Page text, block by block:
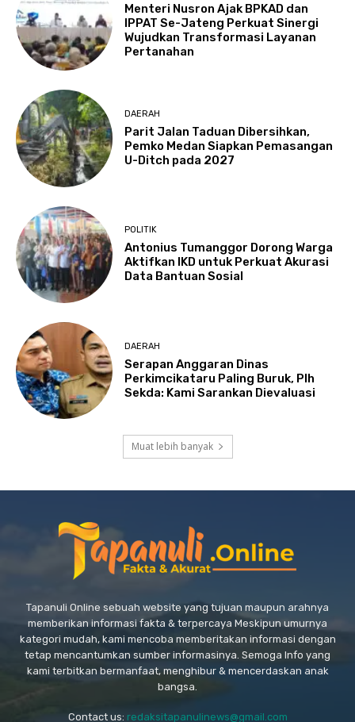
Menteri Nusron Ajak BPKAD dan
IPPAT Se-Jateng Perkuat Sinergi
Wujudkan Transformasi Layanan
Pertanahan
DAERAH
Parit Jalan Taduan Dibersihkan,
Pemko Medan Siapkan Pemasangan
U-Ditch pada 2027
POLITIK
Antonius Tumanggor Dorong Warga
Aktifkan IKD untuk Perkuat Akurasi
Data Bantuan Sosial
DAERAH
Serapan Anggaran Dinas
Perkimcikataru Paling Buruk, Plh
Sekda: Kami Sarankan Dievaluasi
Muat lebih banyak
Tapanuli Online sebuah website yang tujuan maupun arahnya
memberikan informasi fakta & terpercaya Meskipun umurnya
kategori mudah, kami mencoba memberitakan informasi dengan
tetap mencantumkan sumber informasinya. Semoga Info yang
kami terbitkan bermanfaat, menghibur & mencerdaskan anak
bangsa.
Contact us: redaksitapanulinews@gmail.com